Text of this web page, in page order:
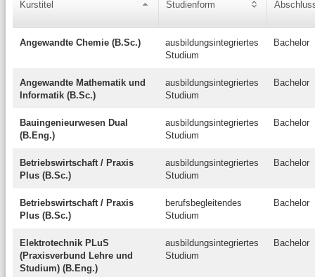
Kurstitel Studienform
Angewandte Chemie (B.Sc.)
ausbildungsintegriertes
Studium
Bachelor
Angewandte Mathematik und
Informatik (B.Sc.)
ausbildungsintegriertes
Studium
Bachelor
Bauingenieurwesen Dual
(B.Eng.)
ausbildungsintegriertes
Studium
Bachelor
Betriebswirtschaft / Praxis
Plus (B.Sc.)
ausbildungsintegriertes
Studium
Bachelor
Betriebswirtschaft / Praxis
Plus (B.Sc.)
berufsbegleitendes
Studium
Bachelor
Elektrotechnik PLuS
(Praxisverbund Lehre und
Studium) (B.Eng.)
ausbildungsintegriertes
Studium
Bachelor